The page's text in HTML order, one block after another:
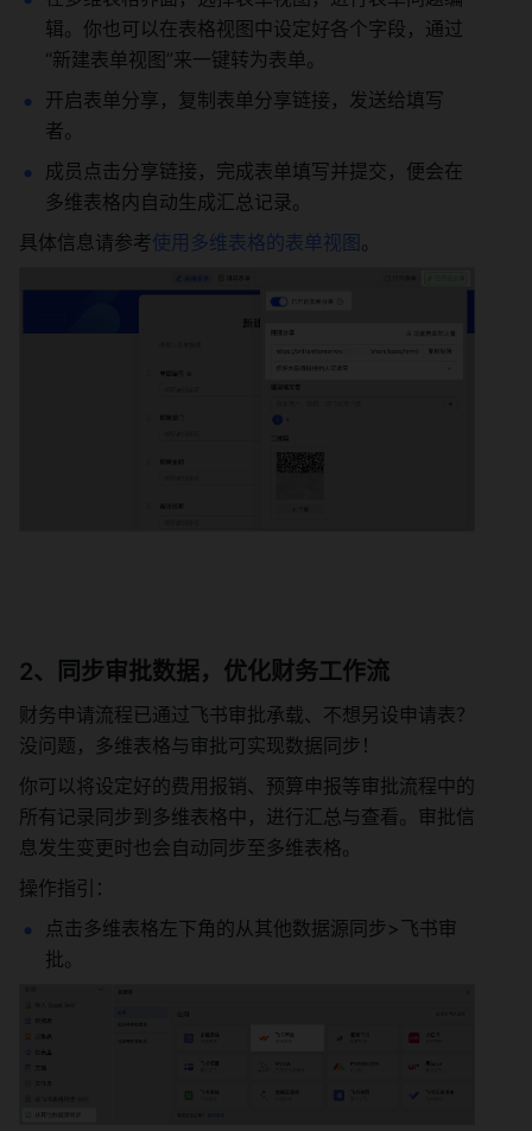
辑。你也可以在表格视图中设定好各个字段，通过
“新建表单视图”来一键转为表单。
开启表单分享，复制表单分享链接，发送给填写
者。
成员点击分享链接，完成表单填写并提交，便会在
多维表格内自动生成汇总记录。
具体信息请参考使用多维表格的表单视图 。
2、同步审批数据，优化财务工作流
财务申请流程已通过飞书审批承载、不想另设申请表？
没问题，多维表格与审批可实现数据同步！
你可以将设定好的费用报销、预算申报等审批流程中的
所有记录同步到多维表格中，进行汇总与查看。审批信
息发生变更时也会自动同步至多维表格。
操作指引：
点击多维表格左下角的从其他数据源同步>飞书审
批。